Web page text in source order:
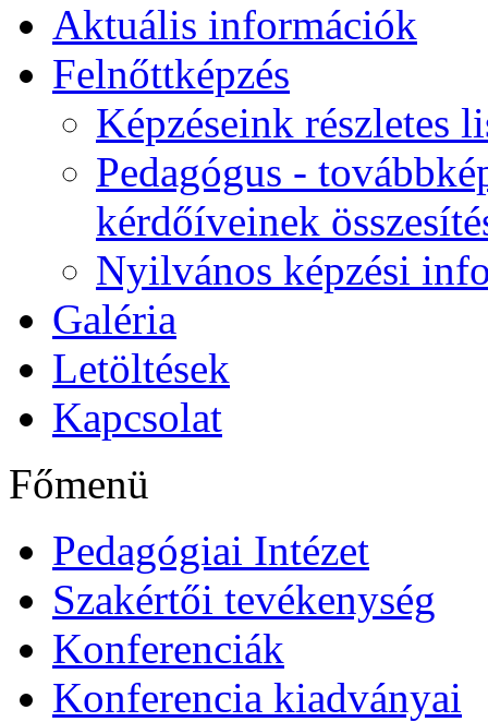
Aktuális információk
Felnőttképzés
Képzéseink részletes
Pedagógus -
kérdőíveinek
Nyilvános képzési
Galéria
Letöltések
Kapcsolat
Főmenü
Pedagógiai Intézet
Szakértői tevékenység
Konferenciák
Konferencia kiadványai